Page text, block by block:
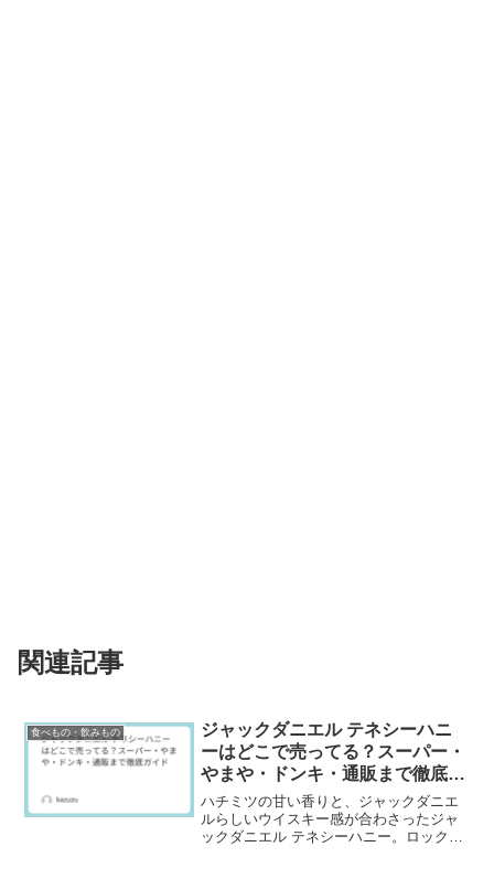
関連記事
食べもの・飲みもの
ジャックダニエル テネシーハニ
ーはどこで売ってる？スーパー・
やまや・ドンキ・通販まで徹底ガ
イド
ハチミツの甘い香りと、ジャックダニエ
ルらしいウイスキー感が合わさったジャ
ックダニエル テネシーハニー。ロックで